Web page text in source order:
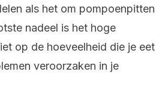
als het om pompoenpitten
nadeel is het hoge
op de hoeveelheid die je eet
veroorzaken in je